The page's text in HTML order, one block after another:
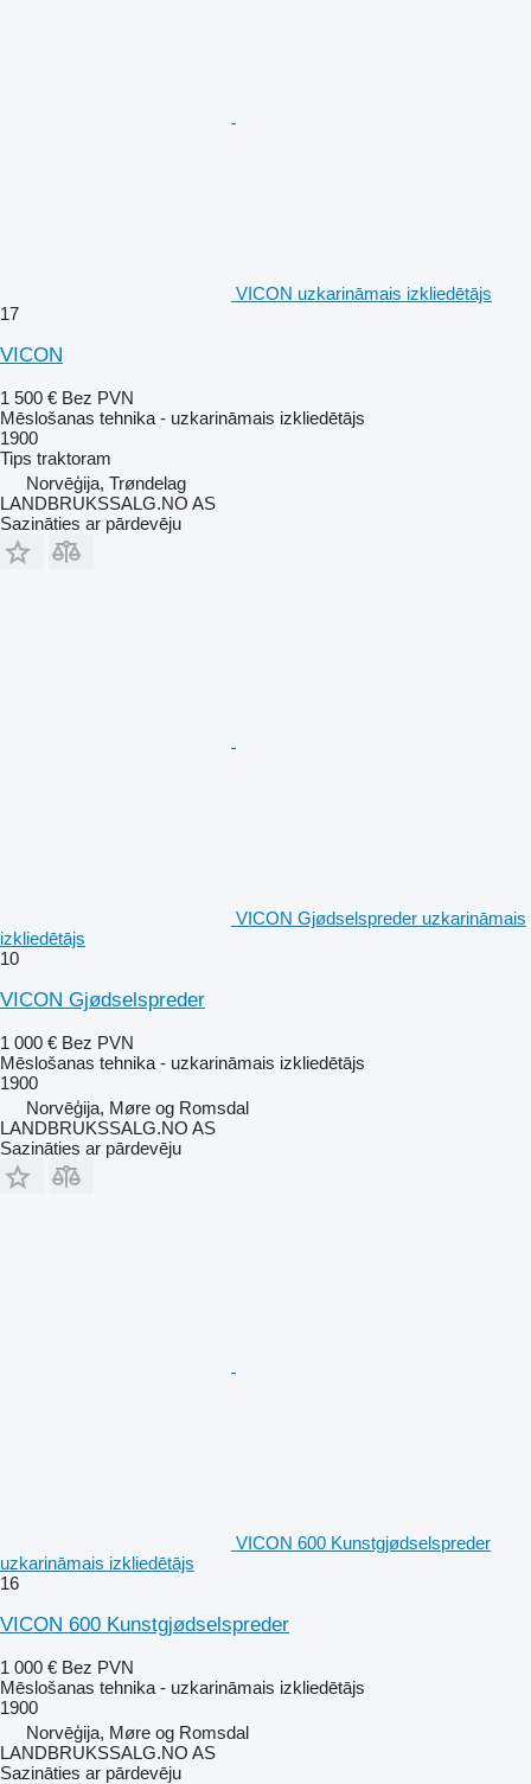
VICON uzkarināmais izkliedētājs
17
VICON
1 500 € Bez PVN
Mēslošanas tehnika - uzkarināmais izkliedētājs
1900
Tips traktoram
Norvēģija, Trøndelag
LANDBRUKSSALG.NO AS
Sazināties ar pārdevēju
VICON Gjødselspreder uzkarināmais
izkliedētājs
10
VICON Gjødselspreder
1 000 € Bez PVN
Mēslošanas tehnika - uzkarināmais izkliedētājs
1900
Norvēģija, Møre og Romsdal
LANDBRUKSSALG.NO AS
Sazināties ar pārdevēju
VICON 600 Kunstgjødselspreder
uzkarināmais izkliedētājs
16
VICON 600 Kunstgjødselspreder
1 000 € Bez PVN
Mēslošanas tehnika - uzkarināmais izkliedētājs
1900
Norvēģija, Møre og Romsdal
LANDBRUKSSALG.NO AS
Sazināties ar pārdevēju